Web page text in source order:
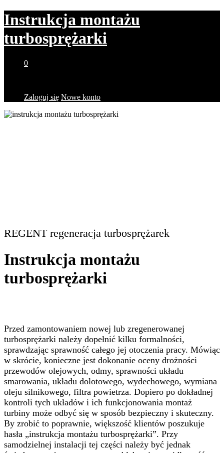
Instrukcja montażu
turbosprężarki
0
Zaloguj się Nowe konto
REGENT regeneracja turbosprężarek
Instrukcja montażu
turbosprężarki
Przed zamontowaniem nowej lub zregenerowanej
turbosprężarki należy dopełnić kilku formalności,
sprawdzając sprawność całego jej otoczenia pracy. Mówiąc
w skrócie, konieczne jest dokonanie oceny drożności
przewodów olejowych, odmy, sprawności układu
smarowania, układu dolotowego, wydechowego, wymiana
oleju silnikowego, filtra powietrza. Dopiero po dokładnej
kontroli tych układów i ich funkcjonowania montaż
turbiny może odbyć się w sposób bezpieczny i skuteczny.
By zrobić to poprawnie, większość klientów poszukuje
hasła „instrukcja montażu turbosprężarki”. Przy
samodzielnej instalacji tej części należy być jednak